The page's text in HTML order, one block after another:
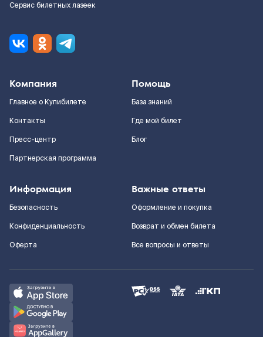
Сервис билетных лазеек
Компания
Главное о Купибилете
Контакты
Пресс-центр
Партнерская программа
Помощь
База знаний
Где мой билет
Блог
Информация
Безопасность
Конфиденциальность
Оферта
Важные ответы
Оформление и покупка
Возврат и обмен билета
Все вопросы и ответы